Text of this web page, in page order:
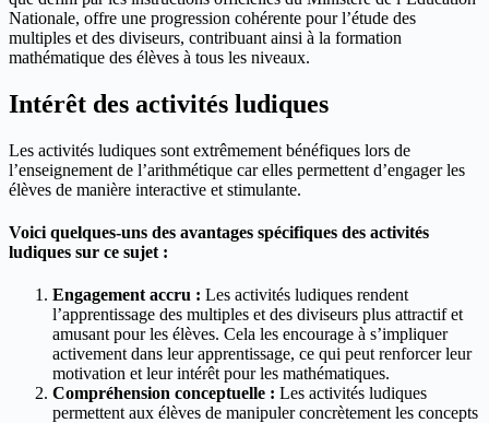
Nationale, offre une progression cohérente pour l’étude des
multiples et des diviseurs, contribuant ainsi à la formation
mathématique des élèves à tous les niveaux.
Intérêt des activités ludiques
Les activités ludiques sont extrêmement bénéfiques lors de
l’enseignement de l’arithmétique car elles permettent d’engager les
élèves de manière interactive et stimulante.
Voici quelques-uns des avantages spécifiques des activités
ludiques sur ce sujet :
Engagement accru : Les activités ludiques rendent
l’apprentissage des multiples et des diviseurs plus attractif et
amusant pour les élèves. Cela les encourage à s’impliquer
activement dans leur apprentissage, ce qui peut renforcer leur
motivation et leur intérêt pour les mathématiques.
Compréhension conceptuelle : Les activités ludiques
permettent aux élèves de manipuler concrètement les concepts